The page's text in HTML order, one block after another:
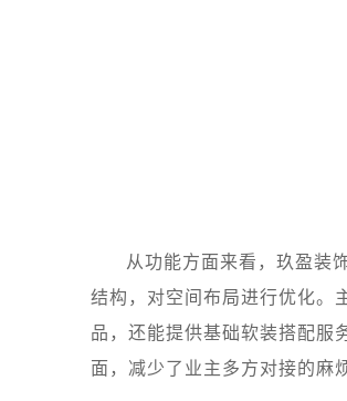
从功能方面来看，玖盈装
结构，对空间布局进行优化。
品，还能提供基础软装搭配服
面，减少了业主多方对接的麻